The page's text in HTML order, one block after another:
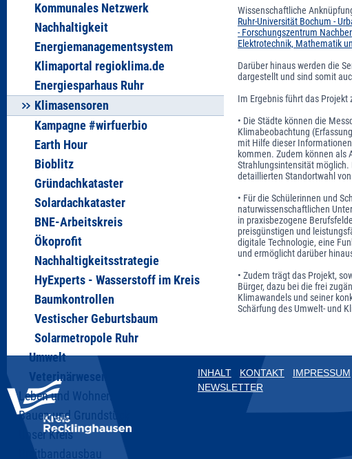
Kommunales Netzwerk
Nachhaltigkeit
Energiemanagementsystem
Klimaportal regioklima.de
Energiesparhaus Ruhr
Klimasensoren
Kampagne #wirfuerbio
Earth Hour
Bioblitz
Gründachkataster
Solardachkataster
BNE-Arbeitskreis
Ökoprofit
Nachhaltigkeitsstrategie
HyExperts - Wasserstoff im Kreis
Baumkontrollen
Vestischer Geburtsbaum
Solarmetropole Ruhr
Umwelt
Veterinärwesen
Leben und Wohnen
Bauen und Grundstück
Unser Kreis
Breitbandausbau
Wissenschaftliche
Ruhr-Universität Bochum -
- Forschungszentrum
Elektrotechnik, Mathematik
Darüber hinaus werden die
dargestellt und sind somit
Im Ergebnis führt das Projekt
• Die Städte können die
Klimabeobachtung
mit Hilfe dieser
kommen. Zudem können als
Strahlungsintensität möglich.
detaillierten Standortwahl
• Für die Schülerinnen und
naturwissenschaftlichen
in praxisbezogene
preisgünstigen und
digitale Technologie, eine
und ermöglicht darüber
• Zudem trägt das Projekt,
Bürger, dazu bei die frei
Klimawandels und seiner
Schärfung des Umwelt- und
INHALT KONTAKT IMPRESSUM
NEWSLETTER